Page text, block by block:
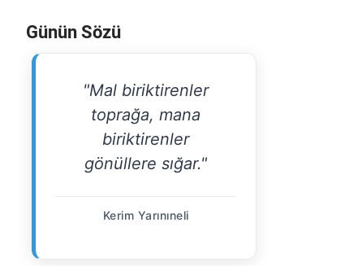
Günün Sözü
"Mal biriktirenler
toprağa, mana
biriktirenler
gönüllere sığar."
Kerim Yarınıneli